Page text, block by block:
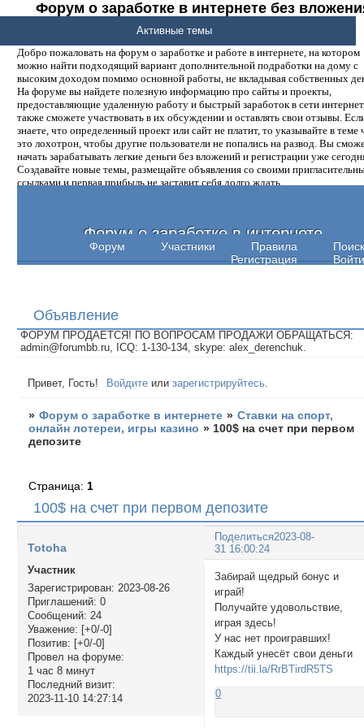
Форум о заработке в интернете без
денег.
Добро пожаловать на форум о заработке и работе в интернете, на котором
можно найти подходящий вариант дополнительной подработки на дому с
высоким доходом помимо основной работы, не вкладывая собственных
На форуме вы найдете полезную информацию про сайты и проекты,
предоставляющие удаленную работу и быстрый заработок в сети
также сможете участвовать в их обсуждении и оставлять свои отзывы.
знаете, что определенный проект или сайт не платит, то указывайте в теме
это лохотрон, чтобы другие пользователи не попались на развод. Вы
начать зарабатывать легкие деньги без вложений и регистрации уже
Создавайте новые темы, размещайте объявления со своими
ссылками и первая прибыль не заставит себя долго ждать.
Форум о заработке в интернете
Форум Участники Правила
Поиск
Регистрация
Войти
Активные темы
Объявление
ФОРУМ ПРОДАЕТСЯ! ПО ВОПРОСАМ ПРОДАЖИ ОБРАЩАТЬСЯ:
admin@forumbb.ru, ICQ: 1-130-134, skype: alex_derenchuk.
Привет, Гость! Войдите илизарегистрируйтесь
» Форум о заработке в интернете » Ставки на спорт,
онлайн лотереи, игры казино »100$ на счет при первом
депозите
100$ на счет при первом депозите
Страница: 1
Поделиться2023-08-
31 16:00:24
Totoha
Участник
Зарегистрирован: 2023-08-26
Приглашений: 0
Сообщений: 24
Уважение: [+0/-0]
Позитив: [+0/-0]
Провел на форуме:
1 час 8 минут
Последний визит:
2023-11-10 14:27:14
Забирай щедрый бонус и
играй!
Получайте удовольствие,
играя здесь!
У нас нет проигравших!
Каждый унесёт свои деньги
https://tii.la/RrBTirdR5TS
0